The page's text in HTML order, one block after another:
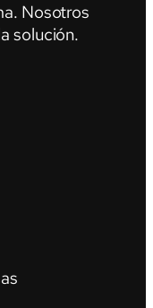
Nosotros
solución.